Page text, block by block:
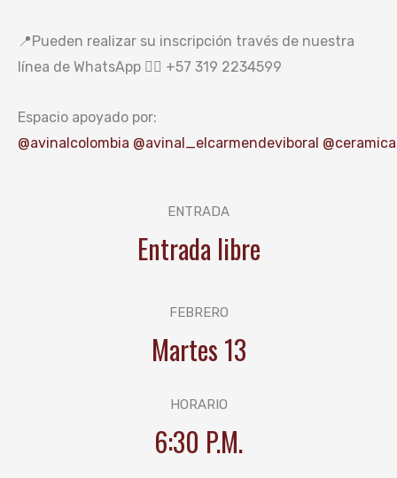
📍Pueden realizar su inscripción través de nuestra
línea de WhatsApp 👉🏼 +57 319 2234599
Espacio apoyado por:
@avinalcolombia @avinal_elcarmendeviboral
ENTRADA
Entrada libre
FEBRERO
Martes 13
HORARIO
6:30 P.M.